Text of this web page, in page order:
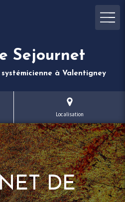
Sejournet
à Valentigney
Localisation
DE